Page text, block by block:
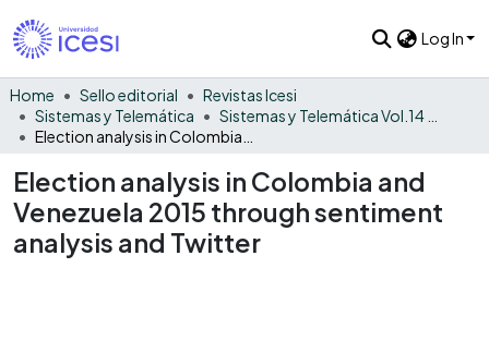
Log In
Home Sello editorial
Revistas Icesi
Sistemas y Telemática
Election analysis in Colombia and
Venezuela 2015 through sentiment
analysis and Twitter